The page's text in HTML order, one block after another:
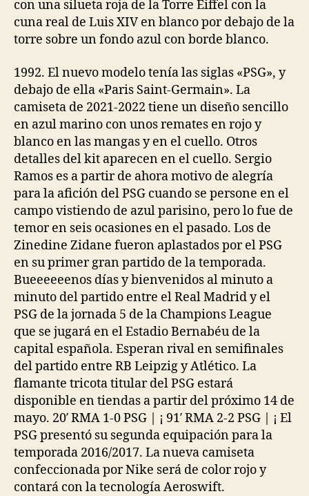
con una silueta roja de la Torre Eiffel con la
cuna real de Luis XIV en blanco por debajo de la
torre sobre un fondo azul con borde blanco.
1992. El nuevo modelo tenía las siglas «PSG», y
debajo de ella «Paris Saint-Germain». La
camiseta de 2021-2022 tiene un diseño sencillo
en azul marino con unos remates en rojo y
blanco en las mangas y en el cuello. Otros
detalles del kit aparecen en el cuello. Sergio
Ramos es a partir de ahora motivo de alegría
para la afición del PSG cuando se persone en el
campo vistiendo de azul parisino, pero lo fue de
temor en seis ocasiones en el pasado. Los de
Zinedine Zidane fueron aplastados por el PSG
en su primer gran partido de la temporada.
Bueeeeeenos días y bienvenidos al minuto a
minuto del partido entre el Real Madrid y el
PSG de la jornada 5 de la Champions League
que se jugará en el Estadio Bernabéu de la
capital española. Esperan rival en semifinales
del partido entre RB Leipzig y Atlético. La
flamante tricota titular del PSG estará
disponible en tiendas a partir del próximo 14 de
mayo. 20′ RMA 1-0 PSG | ¡ 91′ RMA 2-2 PSG | ¡ El
PSG presentó su segunda equipación para la
temporada 2016/2017. La nueva camiseta
confeccionada por Nike será de color rojo y
contará con la tecnología Aeroswift.